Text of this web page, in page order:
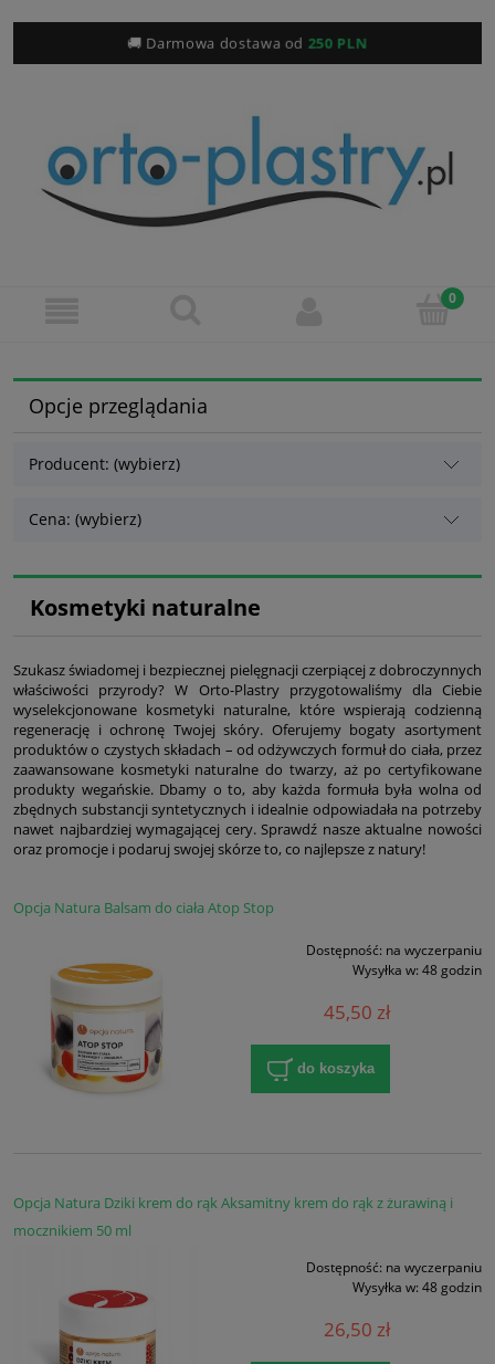
🚚 Darmowa dostawa od 250 PLN
Opcje przeglądania
Producent: (wybierz)
Cena: (wybierz)
Kosmetyki naturalne
Szukasz świadomej i bezpiecznej pielęgnacji czerpiącej z dobroczynnych
właściwości przyrody? W Orto-Plastry przygotowaliśmy dla Ciebie
wyselekcjonowane kosmetyki naturalne, które wspierają codzienną
regenerację i ochronę Twojej skóry. Oferujemy bogaty asortyment
produktów o czystych składach – od odżywczych formuł do ciała, przez
zaawansowane kosmetyki naturalne do twarzy, aż po certyfikowane
produkty wegańskie. Dbamy o to, aby każda formuła była wolna od
zbędnych substancji syntetycznych i idealnie odpowiadała na potrzeby
nawet najbardziej wymagającej cery. Sprawdź nasze aktualne nowości
oraz promocje i podaruj swojej skórze to, co najlepsze z natury!
Opcja Natura Balsam do ciała Atop Stop
Dostępność: na wyczerpaniu
Wysyłka w: 48 godzin
45,50 zł
do koszyka
Opcja Natura Dziki krem do rąk Aksamitny krem do rąk z żurawiną i
mocznikiem 50 ml
Dostępność: na wyczerpaniu
Wysyłka w: 48 godzin
26,50 zł